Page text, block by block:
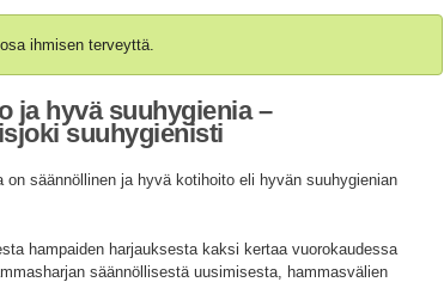
ihmisen terveyttä.
ja hyvä suuhygienia –
suuhygienisti
säännöllinen ja hyvä kotihoito eli hyvän suuhygienian
hampaiden harjauksesta kaksi kertaa vuorokaudessa
säännöllisestä uusimisesta, hammasvälien